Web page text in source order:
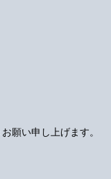
願い申し上げます。